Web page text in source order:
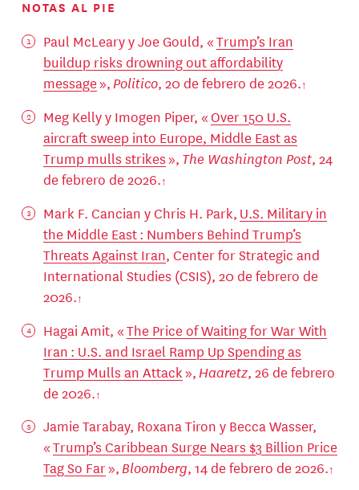
NOTAS AL PIE
Paul McLeary y Joe Gould, «Trump’s Iran
buildup risks drowning out affordability
message»,Politico, 20 de febrero de 2026.
Meg Kelly y Imogen Piper, «Over 150 U.S.
aircraft sweep into Europe, Middle East as
Trump mulls strikes», The Washington Post, 24
de febrero de 2026.
Mark F. Cancian y Chris H. Park, U.S. Military in
the Middle East : Numbers Behind Trump’s
Threats Against Iran, Center for Strategic and
International Studies (CSIS), 20 de febrero de
2026.
Hagai Amit, «The Price of Waiting for War With
Iran : U.S. and Israel Ramp Up Spending as
Trump Mulls an Attack»,Haaretz, 26 de febrero
de 2026.
Jamie Tarabay, Roxana Tiron y Becca Wasser,
«Trump’s Caribbean Surge Nears $3 Billion Price
Tag So Far»,Bloomberg, 14 de febrero de 2026.